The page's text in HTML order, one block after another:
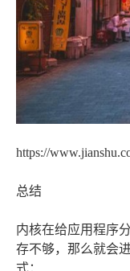
https://
总结
内核在给应用程序
存不够，那么就会
式：